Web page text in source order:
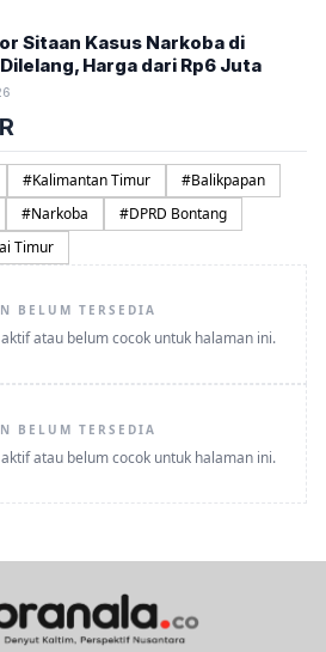
Sitaan Kasus Narkoba di
Harga dari Rp6 Juta
#Kalimantan Timur #Balikpapan
#Narkoba #DPRD Bontang
Timur
BELUM TERSEDIA
atau belum cocok untuk halaman ini.
BELUM TERSEDIA
atau belum cocok untuk halaman ini.